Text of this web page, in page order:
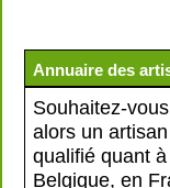
Annuaire des
Souhaitez-
alors un
qualifié quant
Belgique, en